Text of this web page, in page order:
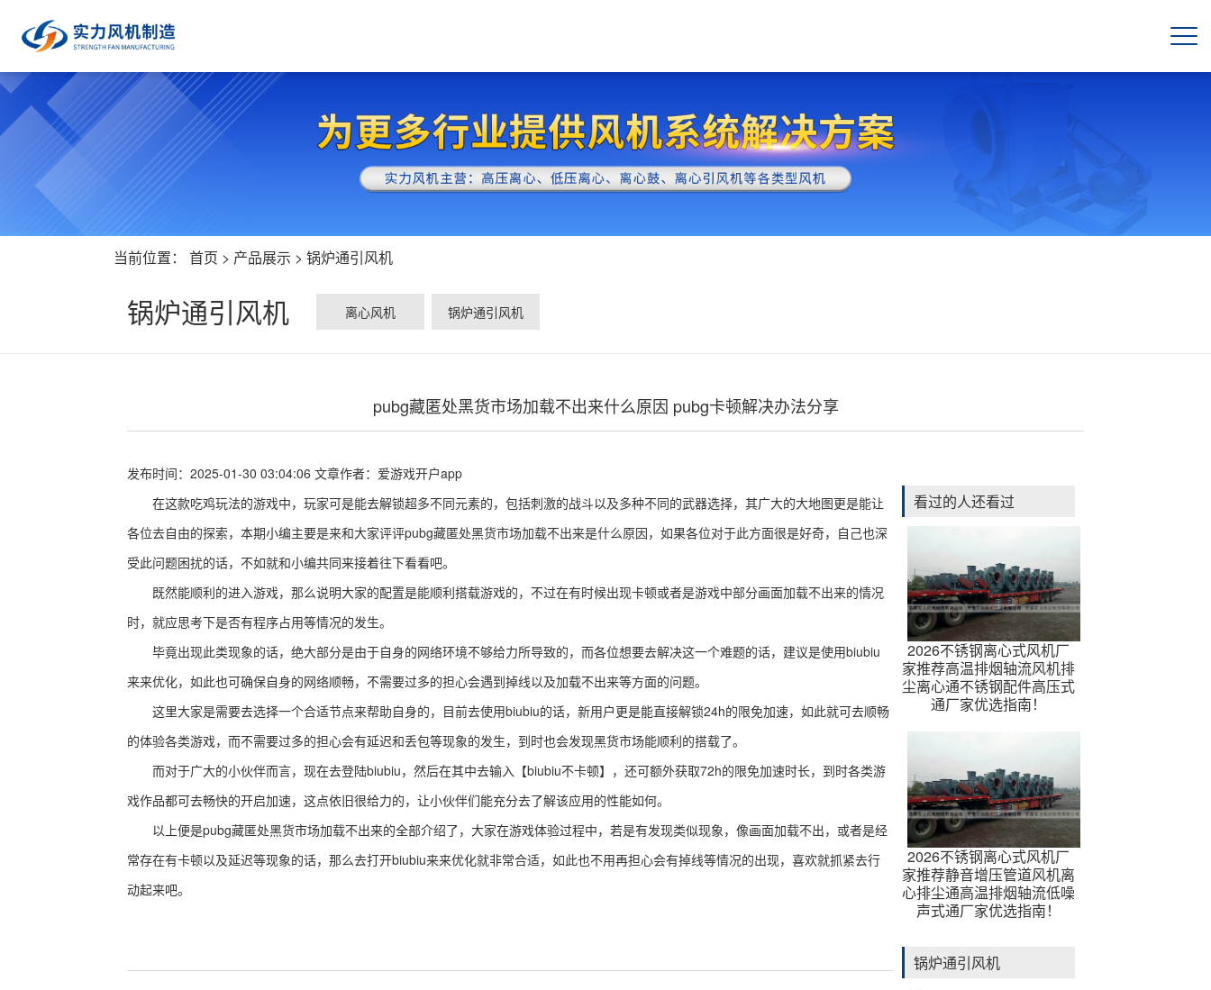
当前位置： 首页 > 产品展示 > 锅炉通引风机
锅炉通引风机 离心风机 锅炉通引风机
pubg藏匿处黑货市场加载不出来什么原因 pubg卡顿解决办法分享
发布时间：2025-01-30 03:04:06 文章作者： 爱游戏开户app
在这款吃鸡玩法的游戏中，玩家可是能去解锁超多不同元素的，包括刺激的战斗以及多种不同的武器选择，其广大的大地图更是能让
各位去自由的探索，本期小编主要是来和大家评评pubg藏匿处黑货市场加载不出来是什么原因，如果各位对于此方面很是好奇，自己也深
受此问题困扰的话，不如就和小编共同来接着往下看看吧。
既然能顺利的进入游戏，那么说明大家的配置是能顺利搭载游戏的，不过在有时候出现卡顿或者是游戏中部分画面加载不出来的情况
时，就应思考下是否有程序占用等情况的发生。
毕竟出现此类现象的话，绝大部分是由于自身的网络环境不够给力所导致的，而各位想要去解决这一个难题的话，建议是使用biubiu
来来优化，如此也可确保自身的网络顺畅，不需要过多的担心会遇到掉线以及加载不出来等方面的问题。
这里大家是需要去选择一个合适节点来帮助自身的，目前去使用biubiu的话，新用户更是能直接解锁24h的限免加速，如此就可去顺畅
的体验各类游戏，而不需要过多的担心会有延迟和丢包等现象的发生，到时也会发现黑货市场能顺利的搭载了。
而对于广大的小伙伴而言，现在去登陆biubiu，然后在其中去输入【biubiu不卡顿】，还可额外获取72h的限免加速时长，到时各类游
戏作品都可去畅快的开启加速，这点依旧很给力的，让小伙伴们能充分去了解该应用的性能如何。
以上便是pubg藏匿处黑货市场加载不出来的全部介绍了，大家在游戏体验过程中，若是有发现类似现象，像画面加载不出，或者是经
常存在有卡顿以及延迟等现象的话，那么去打开biubiu来来优化就非常合适，如此也不用再担心会有掉线等情况的出现，喜欢就抓紧去行
动起来吧。
看过的人还看过
2026不锈钢离心式风机厂
家推荐高温排烟轴流风机排
尘离心通不锈钢配件高压式
通厂家优选指南！
2026不锈钢离心式风机厂
家推荐静音增压管道风机离
心排尘通高温排烟轴流低噪
声式通厂家优选指南！
锅炉通引风机